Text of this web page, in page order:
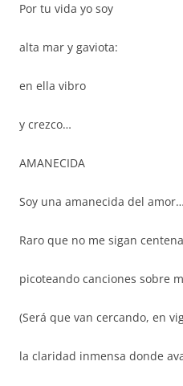
Por tu vida yo soy
alta mar y gaviota:
en ella vibro
y crezco…
AMANECIDA
Soy una amanecida del amor…
Raro que no me sigan
picoteando canciones sobre
(Será que van cercando, en
la claridad inmensa donde